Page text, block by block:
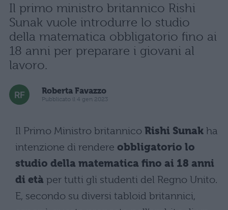
Il primo ministro britannico Rishi
Sunak vuole introdurre lo studio
della matematica obbligatorio fino ai
18 anni per preparare i giovani al
lavoro.
Roberta Favazzo
Pubblicato il 4 gen 2023
Il Primo Ministro britannico Rishi Sunak ha
intenzione di rendere obbligatorio lo
studio della matematica fino ai 18 anni
di età per tutti gli studenti del Regno Unito.
E, secondo su diversi tabloid britannici,